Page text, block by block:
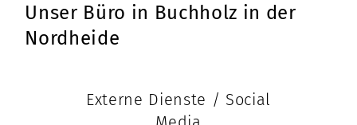
Unser Büro in Buchholz in der
Nordheide
Externe Dienste / Social